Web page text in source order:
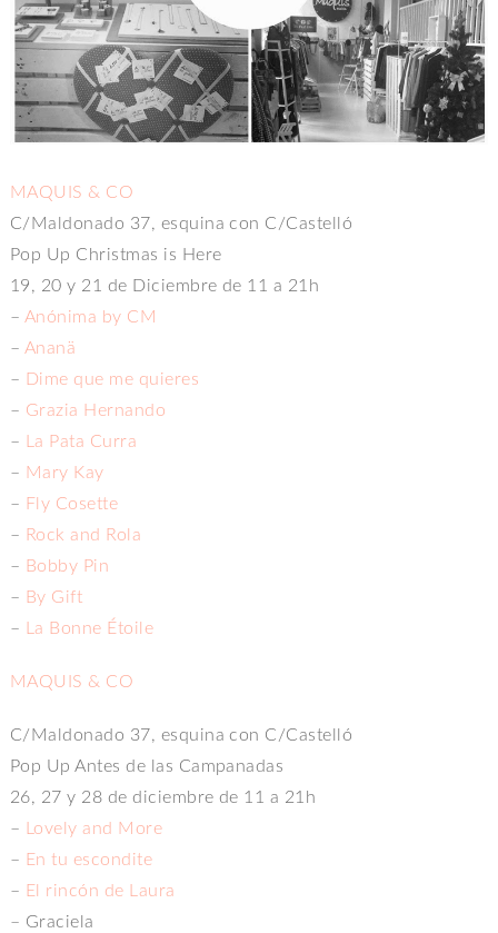
MAQUIS & CO
C/Maldonado 37, esquina con C/Castelló
Pop Up Christmas is Here
19, 20 y 21 de Diciembre de 11 a 21h
– Anónima by CM
– Ananä
– Dime que me quieres
– Grazia Hernando
–
La Pata Curra
– Mary Kay
– Fly Cosette
– Rock and Rola
– Bobby Pin
– By Gift
–
La Bonne Étoile
MAQUIS & CO
C/Maldonado 37, esquina con C/Castelló
Pop Up Antes de las Campanadas
26, 27 y 28 de diciembre de 11 a 21h
–
Lovely and More
– En tu escondite
– El rincón de Laura
– Graciela